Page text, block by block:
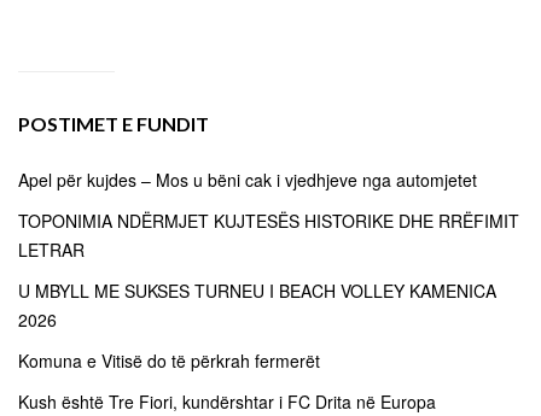
POSTIMET E FUNDIT
Apel për kujdes – Mos u bëni cak i vjedhjeve nga automjetet
TOPONIMIA NDËRMJET KUJTESËS HISTORIKE DHE RRËFIMIT
LETRAR
U MBYLL ME SUKSES TURNEU I BEACH VOLLEY KAMENICA
2026
Komuna e Vitisë do të përkrah fermerët
Kush është Tre Fiori, kundërshtar i FC Drita në Europa